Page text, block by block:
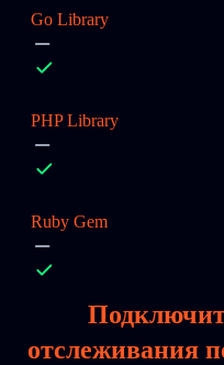
Go Library
PHP Library
Ruby Gem
отслеживания